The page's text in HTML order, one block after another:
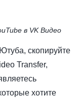
в VK Видео
скопируйте
Transfer,
хотите